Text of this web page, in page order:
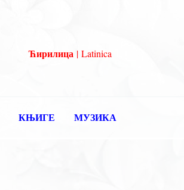
Ћирилица | Latinica
КЊИГЕ МУЗИКА